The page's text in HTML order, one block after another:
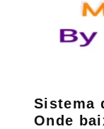
Sistema
Onde